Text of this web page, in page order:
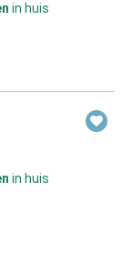
in huis
in huis